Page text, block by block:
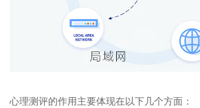
心理测评的作用主要体现在以下几个方面：